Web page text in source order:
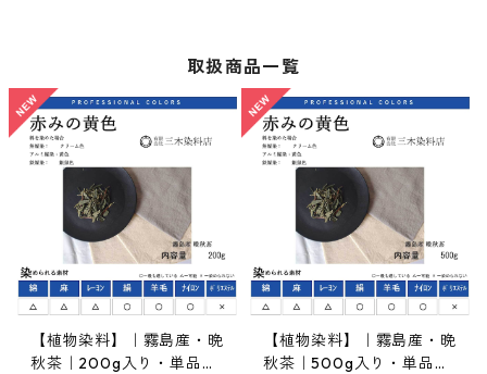
取扱商品一覧
【植物染料】｜霧島産・晩
秋茶｜200g入り・単品｜
【植物染料】｜霧島産・晩
秋茶｜500g入り・単品｜